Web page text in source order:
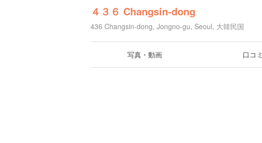
４３６ Changsin-dong
436 Changsin-dong, Jongno-gu, Seoul, 大韓民国
写真・動画 口コミ